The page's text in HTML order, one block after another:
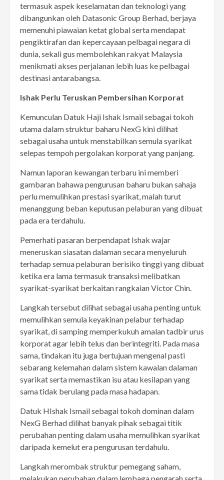
termasuk aspek keselamatan dan teknologi yang
dibangunkan oleh Datasonic Group Berhad, berjaya
memenuhi piawaian ketat global serta mendapat
pengiktirafan dan kepercayaan pelbagai negara di
dunia, sekali gus membolehkan rakyat Malaysia
menikmati akses perjalanan lebih luas ke pelbagai
destinasi antarabangsa.
Ishak Perlu Teruskan Pembersihan Korporat
Kemunculan Datuk Haji Ishak Ismail sebagai tokoh
utama dalam struktur baharu NexG kini dilihat
sebagai usaha untuk menstabilkan semula syarikat
selepas tempoh pergolakan korporat yang panjang.
Namun laporan kewangan terbaru ini memberi
gambaran bahawa pengurusan baharu bukan sahaja
perlu memulihkan prestasi syarikat, malah turut
menanggung beban keputusan pelaburan yang dibuat
pada era terdahulu.
Pemerhati pasaran berpendapat Ishak wajar
meneruskan siasatan dalaman secara menyeluruh
terhadap semua pelaburan berisiko tinggi yang dibuat
ketika era lama termasuk transaksi melibatkan
syarikat-syarikat berkaitan rangkaian Victor Chin.
Langkah tersebut dilihat sebagai usaha penting untuk
memulihkan semula keyakinan pelabur terhadap
syarikat, di samping memperkukuh amalan tadbir urus
korporat agar lebih telus dan berintegriti. Pada masa
sama, tindakan itu juga bertujuan mengenal pasti
sebarang kelemahan dalam sistem kawalan dalaman
syarikat serta memastikan isu atau kesilapan yang
sama tidak berulang pada masa hadapan.
Datuk HIshak Ismail sebagai tokoh dominan dalam
NexG Berhad dilihat banyak pihak sebagai titik
perubahan penting dalam usaha memulihkan syarikat
daripada kemelut era pengurusan terdahulu.
Langkah merombak struktur pemegang saham,